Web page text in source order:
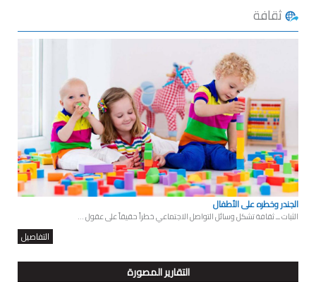
ثقافة
الجندر وخطره على الأطفال
الثبات ــ ثقافة تشكل وسائل التواصل الاجتماعي خطراً حقيقاً على عقول ...
التفاصيل
التقارير المصورة